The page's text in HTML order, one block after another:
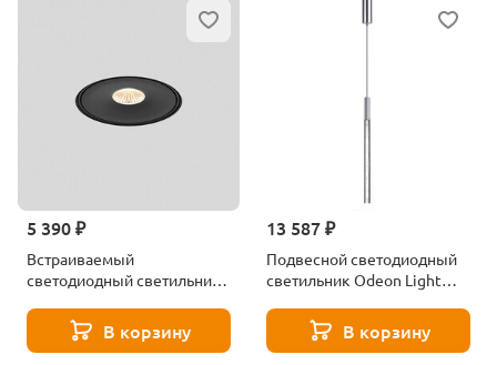
5 390 ₽
Встраиваемый
светодиодный светильник
6K-TRS-B
В корзину
13 587 ₽
Подвесной светодиодный
светильник Odeon Light
В корзину